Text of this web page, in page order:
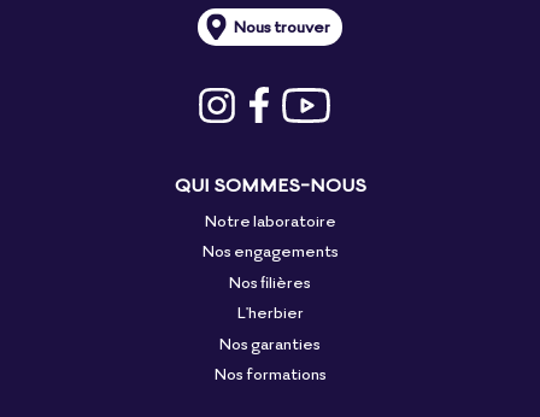
Nous trouver
QUI SOMMES-NOUS
Notre laboratoire
Nos engagements
Nos filières
L'herbier
Nos garanties
Nos formations